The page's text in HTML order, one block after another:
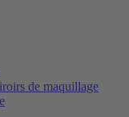
de maquillage